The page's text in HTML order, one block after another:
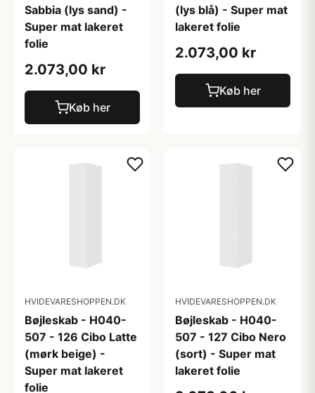
Sabbia (lys sand) -
Super mat lakeret
folie
2.073,00 kr
Køb her
(lys blå) - Super mat
lakeret folie
2.073,00 kr
Køb her
HVIDEVARESHOPPEN.DK
Bøjleskab - H040-
507 - 126 Cibo Latte
(mørk beige) -
Super mat lakeret
folie
HVIDEVARESHOPPEN.DK
Bøjleskab - H040-
507 - 127 Cibo Nero
(sort) - Super mat
lakeret folie